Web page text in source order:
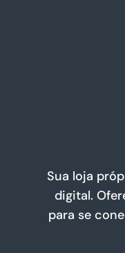
Sua loja
digital.
para se